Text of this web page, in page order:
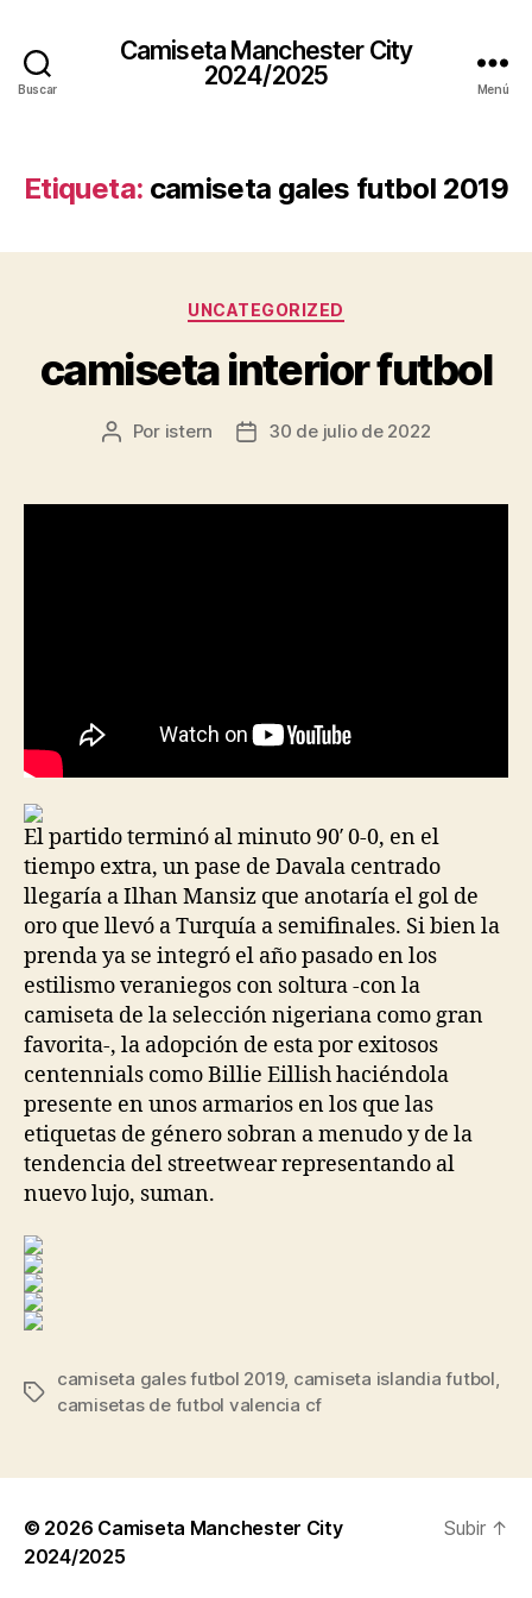
Buscar
Camiseta Manchester City
2024/2025
Menú
Etiqueta: camiseta gales futbol 2019
Categorías
UNCATEGORIZED
camiseta interior futbol
Autor
entrada
Por istern
Fecha
entrada
30 de julio de 2022
El partido terminó al minuto 90′ 0-0, en el
tiempo extra, un pase de Davala centrado
llegaría a Ilhan Mansiz que anotaría el gol de
oro que llevó a Turquía a semifinales. Si bien la
prenda ya se integró el año pasado en los
estilismo veraniegos con soltura -con la
camiseta de la selección nigeriana como gran
favorita-, la adopción de esta por exitosos
centennials como Billie Eillish haciéndola
presente en unos armarios en los que las
etiquetas de género sobran a menudo y de la
tendencia del streetwear representando al
nuevo lujo, suman.
Etiquetas
camiseta gales futbol 2019, camiseta islandia futbol,
camisetas de futbol valencia cf
© 2026 Camiseta Manchester City
2024/2025
Subir ↑